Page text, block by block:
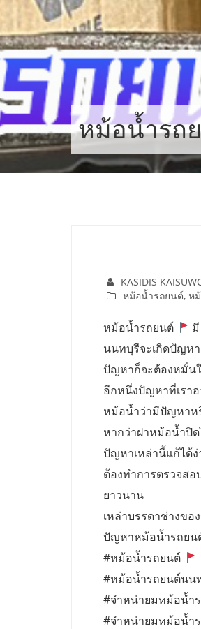
to
content
หม้อน้ำรถ
KASIDIS
หม้อน้ำรถยนต์, ห
หม้อน้ำรถยนต์
นนทบุรีจะเกิดปัญห
ปัญหาก็จะต้องหมั่นใ
อีกหนึ่งปัญหาที่เรา
หม้อน้ำว่ามีปัญหาห
หากว่าฝาหม้อน้ำปิ
ปัญหาเหล่านี้แก้ได้
ต้องทำการตรวจสอ
ยาวนาน
เหล่าบรรดาช่างข
ปัญหาหม้อน้ำรถยน
#หม้อน้ำรถยนต์
#หม้อน้ำรถยนต์นน
#จำหน่ายมหม้อน้ำ
#จำหน่ายมหม้อน้ำ